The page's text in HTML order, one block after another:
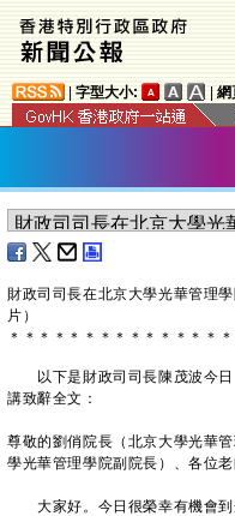
字型大小: 網
財政司司長在北京大學光華管理
片）
＊ ＊ ＊ ＊ ＊ ＊ ＊ ＊ ＊ ＊ ＊ ＊ ＊ ＊ ＊
以下是財政司司長陳茂波今日
講致辭全文：
尊敬的劉俏院長（北京大學光華
學光華管理學院副院長）、各位
大家好。今日很榮幸有機會到